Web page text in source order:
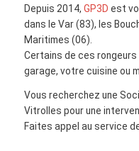
Depuis 2014, GP3D est
dans le Var (83), les
Maritimes (06).
Certains de ces
garage, votre cuisine ou
Vous recherchez une
Vitrolles pour une
Faites appel au service